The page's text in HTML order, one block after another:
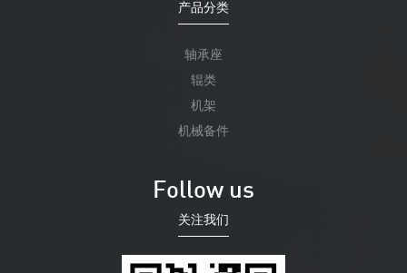
产品分类
轴承座
辊类
机架
机械备件
Follow us
关注我们